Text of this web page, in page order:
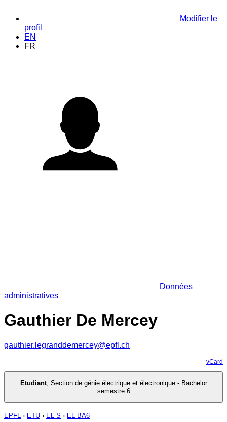
Modifier le
profil
EN
FR
Données
administratives
Gauthier De Mercey
gauthier.legranddemercey@epfl.ch
vCard
Etudiant, Section de génie électrique et électronique - Bachelor
semestre 6
EPFL › ETU › EL-S › EL-BA6